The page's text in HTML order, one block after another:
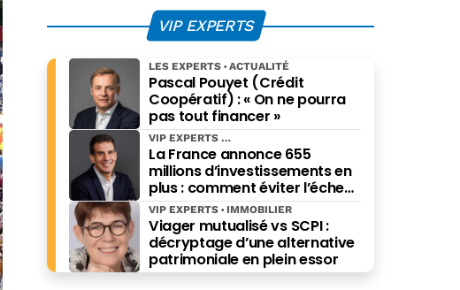
VIP EXPERTS
Pascal Pouyet (Crédit
Coopératif) : « On ne pourra
pas tout financer »
LES EXPERTS ACTUALITÉ
La France annonce 655
millions d’investissements en
plus : comment éviter l’échec
des projets à grande échelle ?
VIP EXPERTS
Viager mutualisé vs SCPI :
décryptage d’une alternative
patrimoniale en plein essor
VIP EXPERTS IMMOBILIER